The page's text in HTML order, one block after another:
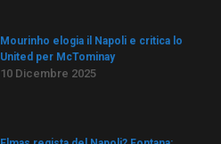
Mourinho elogia il Napoli e critica lo
United per McTominay
10 Dicembre 2025